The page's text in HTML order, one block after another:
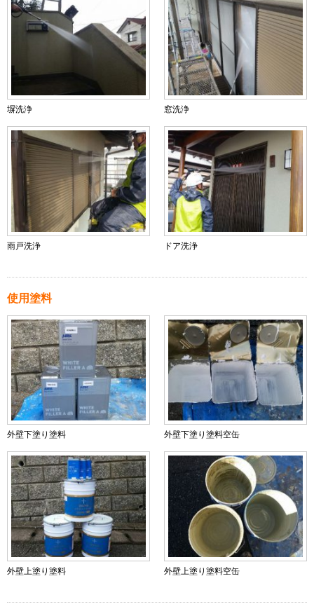
塀洗浄 窓洗浄
雨戸洗浄 ドア洗浄
使用塗料
外壁下塗り塗料 外壁下塗り塗料空缶
外壁上塗り塗料 外壁上塗り塗料空缶